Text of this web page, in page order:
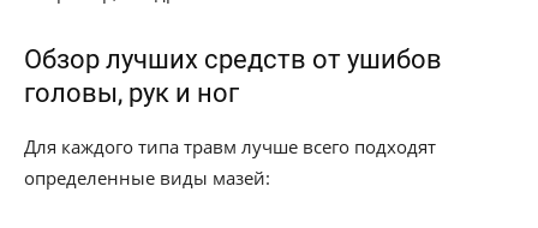
Обзор лучших средств от ушибов
головы, рук и ног
Для каждого типа травм лучше всего подходят
определенные виды мазей: